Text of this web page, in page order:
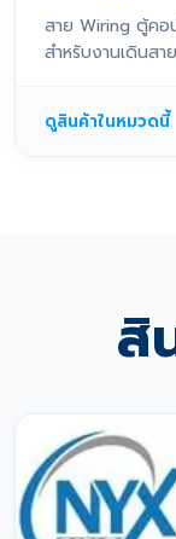
สาย Wiring ตู้คอ
สำหรับงานเดินส
ดูสินค้าในหมวดนี้
สิ